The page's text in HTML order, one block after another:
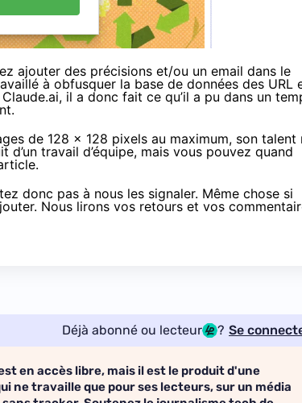
ajouter des précisions et/ou un email dans le
à obfusquer la base de données des URL
il a donc fait ce qu’il a pu dans un
de 128 x 128 pixels au maximum, son talent
travail d’équipe, mais vous pouvez quand
donc pas à nous les signaler. Même chose si
Nous lirons vos retours et vos
Déjà abonné ou lecteur ? Se
en accès libre, mais il est le produit d'une
ne travaille que pour ses lecteurs, sur un média